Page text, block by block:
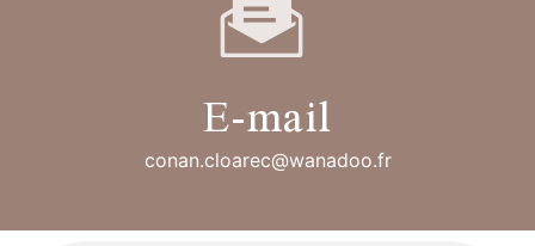
E-mail
conan.cloarec@wanadoo.fr